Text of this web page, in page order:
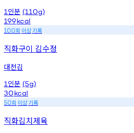
1 인분 (110g)
199kcal
100회 이상기록
직화구이 김수정
대천김
1 인분 (5g)
30kcal
50회 이상기록
직화김치제육